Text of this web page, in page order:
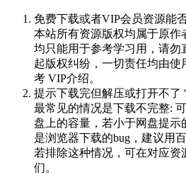
免费下载或者VIP会员资源能
本站所有资源版权均属于原作
均只能用于参考学习用，请勿
起版权纠纷，一切责任均由使
考 VIP介绍。
提示下载完但解压或打开不了
最常见的情况是下载不完整:
盘上的容量，若小于网盘提示
是浏览器下载的bug，建议用
若排除这种情况，可在对应资
们。